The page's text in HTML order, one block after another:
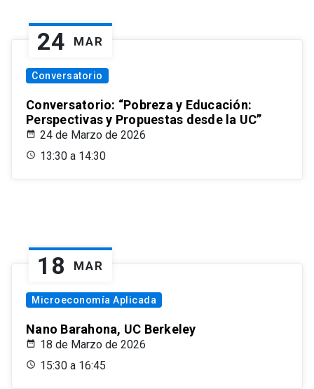
24 MAR
Conversatorio
Conversatorio: “Pobreza y Educación:
Perspectivas y Propuestas desde la UC”
24 de Marzo de 2026
13:30 a 14:30
18 MAR
Microeconomía Aplicada
Nano Barahona, UC Berkeley
18 de Marzo de 2026
15:30 a 16:45